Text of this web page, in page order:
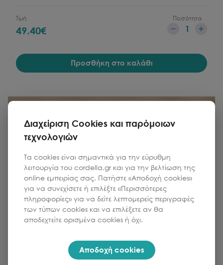
Τιμή
49.40€
Ποσότητα
1
Προσθήκη στο καλάθι
Διαχείριση Cookies και παρόμοιων
τεχνολογιών
Τα cookies είναι σημαντικά για την εύρυθμη
λειτουργία του cordella.gr και για την βελτίωση της
online εμπειρίας σας. Πατήστε «Αποδοχή cookies»
για να συνεχίσετε ή επιλέξτε «Περισσότερες
πληροφορίες» για να δείτε λεπτομερείς περιγραφές
των τύπων cookies και να επιλέξετε αν θα
αποδεχτείτε ορισμένα cookies ή όχι.
Αποδοχή cookies